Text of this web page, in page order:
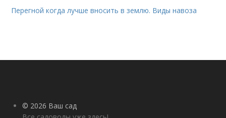
Перегной когда лучше вносить в землю. Виды навоза
© 2026 Ваш сад